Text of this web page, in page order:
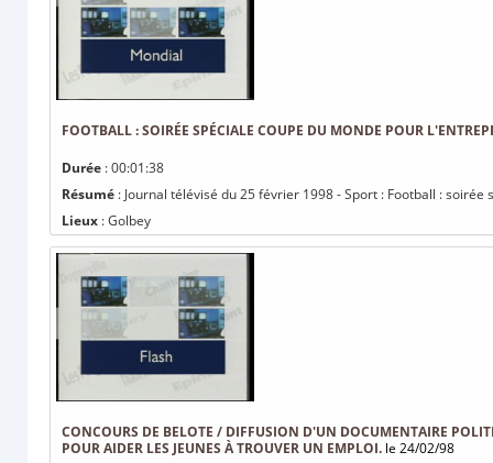
FOOTBALL : SOIRÉE SPÉCIALE COUPE DU MONDE POUR
Durée : 00:01:38
Résumé : Journal télévisé du 25 février 1998 - Sport : Football :
Lieux : Golbey
CONCOURS DE BELOTE / DIFFUSION D'UN DOCUMENTAIRE
POUR AIDER LES JEUNES À TROUVER UN EMPLOI. le 24/02/98